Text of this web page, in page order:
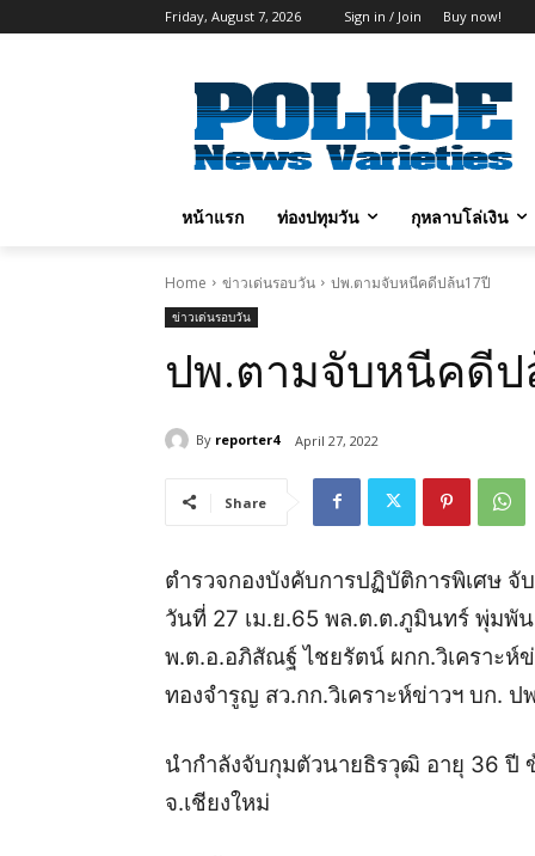
Friday, August 7, 2026 Sign in / Join Buy now!
หน้าแรก ท่องปทุมวัน กุหลาบโล่เงิน
Home ข่าวเด่นรอบวัน ปพ.ตามจับหนีคดีปล้น17ปี
ข่าวเด่นรอบวัน
ปพ.ตามจับหนีคดีป
By reporter4 April 27, 2022
Share
ตำรวจกองบังคับการปฏิบัติการพิเศษ
วันที่ 27 เม.ย.65 พล.ต.ต.ภูมินทร์ พุ่มพั
พ.ต.อ.อภิสัณฐ์ ไชยรัตน์ ผกก.วิเคราะห์
ทองจำรูญ สว.กก.วิเคราะห์ข่าวฯ บก. ป
นำกำลังจับกุมตัวนายธิรวุฒิ อายุ 36
จ.เชียงใหม่